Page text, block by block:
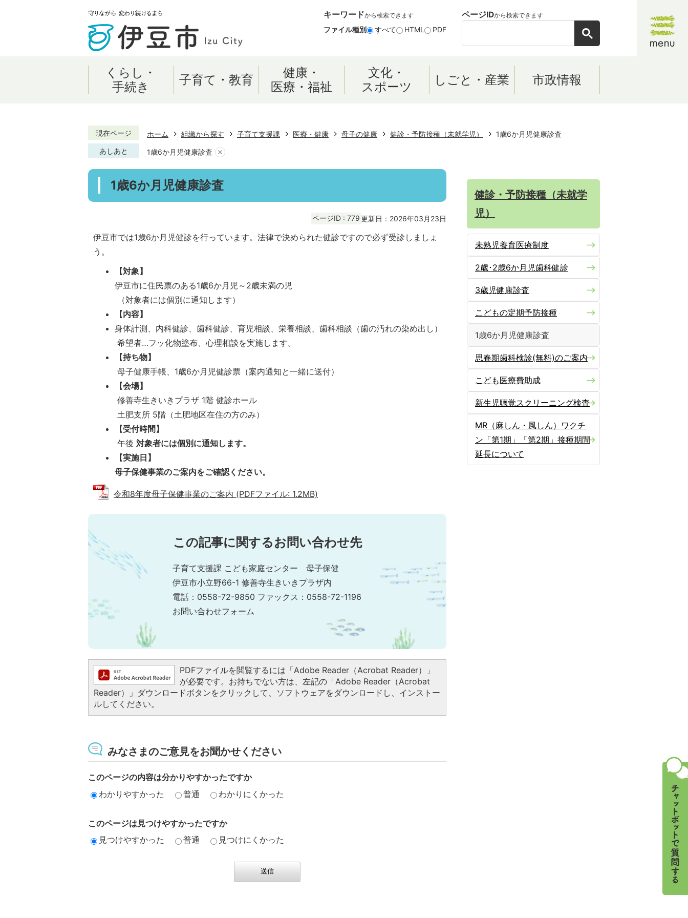
キーワードから検索できます
ファイル種別 すべて HTML PDF
ページIDから検索できます
くらし・
手続き
子育て・教育
健康・
医療・福祉
文化・
スポーツ
しごと・産業 市政情報
現在ページ ホーム 組織から探す 子育て支援課 医療・健康 母子の健康 健診・予防接種（未就学児）
1歳6か月児健康診査
あしあと
1歳6か月児健康診査
1歳6か月児健康診査
ページID : 779更新日：2026年03月23日
伊豆市では1歳6か月児健診を行っています。法律で決められた健診ですので必ず受診しましょ
う。
【対象】
伊豆市に住民票のある1歳6か月児～2歳未満の児
（対象者には個別に通知します）
【内容】
身体計測、内科健診、歯科健診、育児相談、栄養相談、歯科相談（歯の汚れの染め出し）
希望者…フッ化物塗布、心理相談を実施します。
【持ち物】
母子健康手帳、1歳6か月児健診票（案内通知と一緒に送付）
【会場】
修善寺生きいきプラザ 1階 健診ホール
土肥支所 5階（土肥地区在住の方のみ）
【受付時間】
午後対象者には個別に通知します。
【実施日】
母子保健事業のご案内をご確認ください。
令和8年度母子保健事業のご案内 (PDFファイル: 1.2MB)
この記事に関するお問い合わせ先
子育て支援課 こども家庭センター 母子保健
伊豆市小立野66-1 修善寺生きいきプラザ内
電話：0558-72-9850 ファックス：0558-72-1196
お問い合わせフォーム
PDFファイルを閲覧するには「Adobe Reader（Acrobat Reader）」
が必要です。お持ちでない方は、左記の「Adobe Reader（Acrobat
Reader）」ダウンロードボタンをクリックして、ソフトウェアをダウンロードし、インストー
ルしてください。
みなさまのご意見をお聞かせください
このページの内容は分かりやすかったですか
わかりやすかった
普通 わかりにくかった
このページは見つけやすかったですか
見つけやすかった
普通 見つけにくかった
健診・予防接種（未就学
児）
未熟児養育医療制度
2歳･2歳6か月児歯科健診
3歳児健康診査
こどもの定期予防接種
1歳6か月児健康診査
思春期歯科検診(無料)のご案内
こども医療費助成
新生児聴覚スクリーニング検査
MR（麻しん・風しん）ワクチ
ン「第1期」「第2期」接種期間
延長について